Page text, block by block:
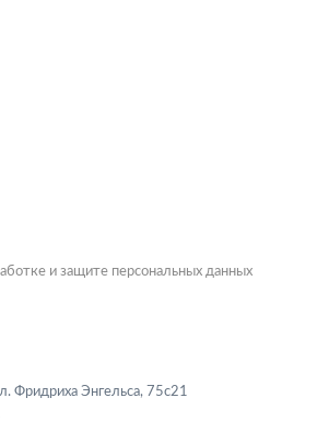
и защите персональных данных
Фридриха Энгельса, 75с21